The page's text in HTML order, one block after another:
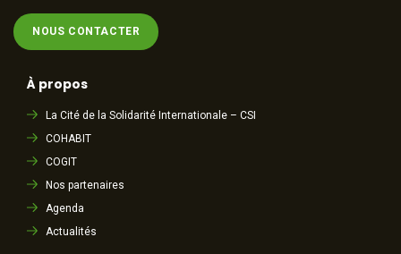
NOUS CONTACTER
À propos
La Cité de la Solidarité Internationale – CSI
COHABIT
COGIT
Nos partenaires
Agenda
Actualités